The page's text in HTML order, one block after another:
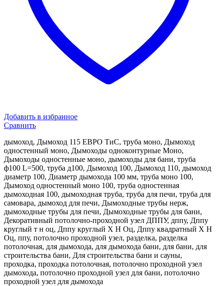
Добавить в избранное
Сравнить
дымоход, Дымоход 115 ЕВРО ТиС, труба моно, Дымоход
одностенный моно, Дымоходы одноконтурные Моно,
Дымоходы одностенные моно, дымоходы для бани, труба
ф100 L=500, труба д100, Дымоход 100, Дымоход 110, дымоход
диаметр 100, Диаметр дымохода 100 мм, труба моно 100,
Дымоход одностенный моно 100, труба одностенная
дымоходная 100, дымоходная труба, труба для печи, труба для
самовара, дымоход для печи, Дымоходные трубы нерж,
дымоходные трубы для печи, Дымоходные трубы для бани,
Декоративный потолочно-проходной узел ДППУ, дппу, Дппу
круглый т н оц, Дппу круглый Х Н Оц, Дппу квадратный Х Н
Оц, ппу, потолочно проходной узел, разделка, разделка
потолочная, для дымохода, для дымохода бани, для бани, для
строительства бани, Для строительства бани и сауны,
проходка, проходка потолочная, потолочно проходной узел
дымохода, потолочно проходной узел для бани, потолочно
проходной узел для дымохода